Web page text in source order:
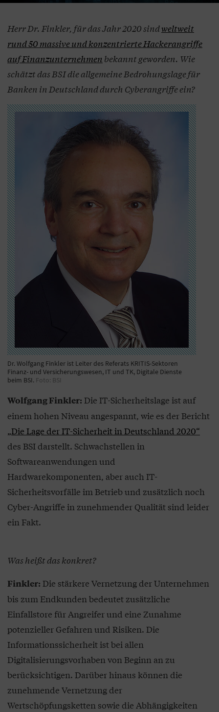
Herr Dr. Finkler, für das Jahr 2020 sindweltweit
rund 50 massive und konzentrierte Hackerangriffe
auf Finanzunternehmen bekannt geworden. Wie
schätzt das BSI die allgemeine Bedrohungslage für
Banken in Deutschland durch Cyberangriffe ein?
Dr. Wolfgang Finkler ist Leiter des Referats KRITIS-Sektoren
Finanz- und Versicherungswesen, IT und TK, Digitale Dienste
beim BSI. Foto: BSI
Wolfgang Finkler: Die IT-Sicherheitslage ist auf
einem hohen Niveau angespannt, wie es der Bericht
„Die Lage der IT-Sicherheit in Deutschland 2020“
des BSI darstellt. Schwachstellen in
Softwareanwendungen und
Hardwarekomponenten, aber auch IT-
Sicherheitsvorfälle im Betrieb und zusätzlich noch
Cyber-Angriffe in zunehmender Qualität sind leider
ein Fakt.
Was heißt das konkret?
Finkler: Die stärkere Vernetzung der Unternehmen
bis zum Endkunden bedeutet zusätzliche
Einfallstore für Angreifer und eine Zunahme
potenzieller Gefahren und Risiken. Die
Informationssicherheit ist bei allen
Digitalisierungsvorhaben von Beginn an zu
berücksichtigen. Darüber hinaus können die
zunehmende Vernetzung der
Wertschöpfungsketten sowie die Abhängigkeiten